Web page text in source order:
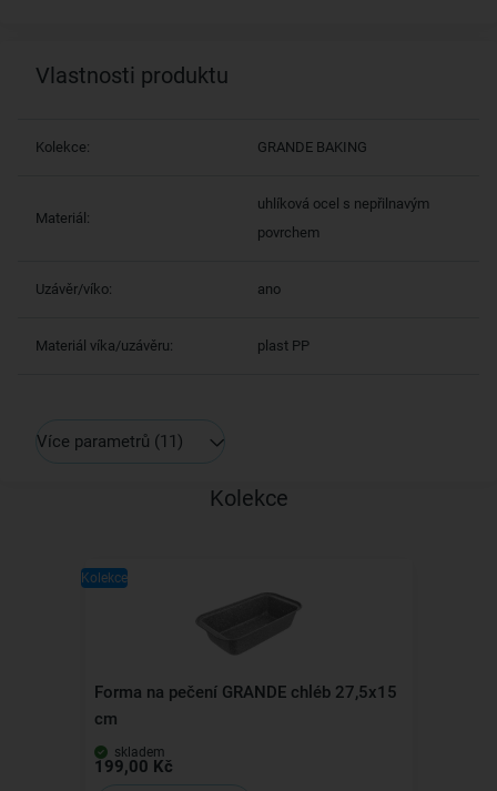
Vlastnosti produktu
Kolekce: GRANDE BAKING
Materiál:
uhlíková ocel s nepřilnavým
povrchem
Uzávěr/víko: ano
Materiál víka/uzávěru: plast PP
Více parametrů (11)
Kolekce
Kolekce
Forma na pečení GRANDE chléb 27,5x15
cm
skladem
199,00 Kč